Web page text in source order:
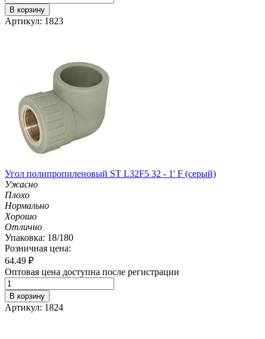
В корзину
Артикул: 1823
Угол полипропиленовый ST L32F5 32 - 1' F (серый)
Ужасно
Плохо
Нормально
Хорошо
Отлично
Упаковка: 18/180
Розничная цена:
64.49 ₽
Оптовая цена доступна после регистрации
В корзину
Артикул: 1824